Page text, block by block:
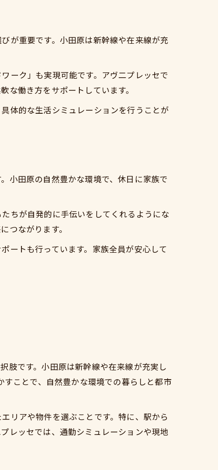
が重要です。小田原は新幹線や在来線が充
ーク」も実現可能です。アヴ二プレッセで
な働き方をサポートしています。
体的な生活シミュレーションを行うことが
小田原の自然豊かな環境で、休日に家族で
ちが自発的に手伝いをしてくれるようにな
つながります。
ートも行っています。家族全員が安心して
肢です。小田原は新幹線や在来線が充実し
ことで、自然豊かな環境での暮らしと都市
リアや物件を選ぶことです。特に、駅から
レッセでは、通勤シミュレーションや現地